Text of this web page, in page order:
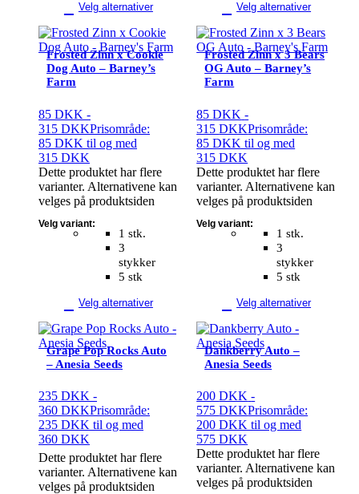
Velg alternativer Velg alternativer
Frosted Zinn x Cookie
Dog Auto – Barney’s
Farm
85 DKK -
315 DKKPrisområde:
85 DKK til og med
315 DKK
1 stk.
3
stykker
5 stk
Velg variant:
Velg alternativer
Dette produktet har flere
varianter. Alternativene kan
velges på produktsiden
Frosted Zinn x 3 Bears
OG Auto – Barney’s
Farm
85DKK -
315DKKPrisområde:
85 DKK til og med
315 DKK
1 stk.
3
stykker
5 stk
Velg variant:
Velg alternativer
Dette produktet har flere
varianter. Alternativene kan
velges på produktsiden
Grape Pop Rocks Auto
– Anesia Seeds
235 DKK -
360 DKKPrisområde:
235 DKK til og med
360 DKK
Dette produktet har flere
varianter. Alternativene kan
velges på produktsiden
Dankberry Auto –
Anesia Seeds
200DKK -
575DKKPrisområde:
200 DKK til og med
575 DKK
Dette produktet har flere
varianter. Alternativene kan
velges på produktsiden